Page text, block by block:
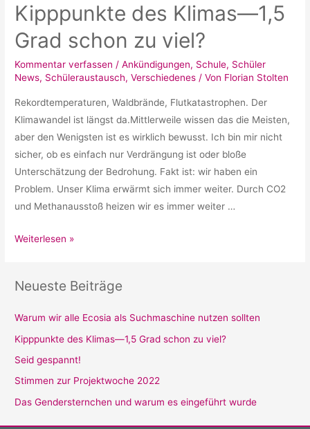
Kipppunkte des Klimas—1,5
Grad schon zu viel?
Kommentar verfassen /Ankündigungen, Schule, Schüler
News, Schüleraustausch,Verschiedenes / Von Florian Stolten
Rekordtemperaturen, Waldbrände, Flutkatastrophen. Der
Klimawandel ist längst da.Mittlerweile wissen das die Meisten,
aber den Wenigsten ist es wirklich bewusst. Ich bin mir nicht
sicher, ob es einfach nur Verdrängung ist oder bloße
Unterschätzung der Bedrohung. Fakt ist: wir haben ein
Problem. Unser Klima erwärmt sich immer weiter. Durch CO2
und Methanausstoß heizen wir es immer weiter …
Kipppunkte
—
Grad
schon
zu
viel?
Weiterlesen »
Neueste Beiträge
Warum wir alle Ecosia als Suchmaschine nutzen sollten
Kipppunkte des Klimas—1,5 Grad schon zu viel?
Seid gespannt!
Stimmen zur Projektwoche 2022
Das Gendersternchen und warum es eingeführt wurde